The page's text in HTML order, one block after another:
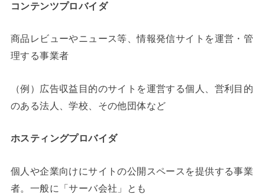
コンテンツプロバイダ
商品レビューやニュース等、情報発信サイトを運営・管
理する事業者
（例）広告収益目的のサイトを運営する個人、営利目的
のある法人、学校、その他団体など
ホスティングプロバイダ
個人や企業向けにサイトの公開スペースを提供する事業
者。一般に「サーバ会社」とも